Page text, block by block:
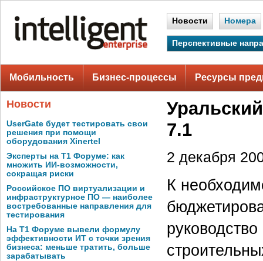
Новости Номера
Перспективные
Мобильность Бизнес-процессы Ресурсы
Новости
UserGate будет тестировать свои
решения при помощи
оборудования Xinertel
Эксперты на Т1 Форуме: как
множить ИИ-возможности,
сокращая риски
Российское ПО виртуализации и
инфраструктурное ПО — наиболее
востребованные направления для
тестирования
На Т1 Форуме вывели формулу
эффективности ИТ с точки зрения
бизнеса: меньше тратить, больше
зарабатывать
7.1
2 декабря
К